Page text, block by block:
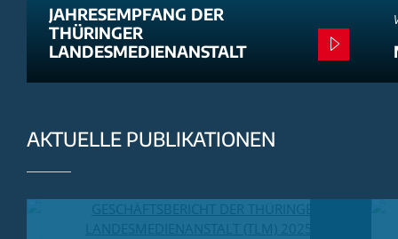
JAHRESEMPFANG DER
THÜRINGER
LANDESMEDIENANSTALT
AKTUELLE PUBLIKATIONEN